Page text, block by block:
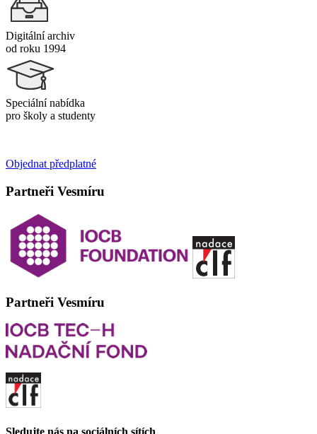
Digitální archiv
od roku 1994
Speciální nabídka
pro školy a studenty
Objednat předplatné
Partneři Vesmíru
Partneři Vesmíru